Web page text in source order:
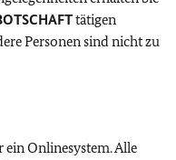
tätigen
Personen sind nicht zu
Onlinesystem. Alle